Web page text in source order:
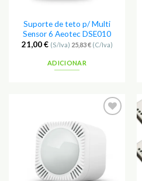
Suporte de teto p/ Multi
Sensor 6 Aeotec DSE010
21,00€ (S/Iva) 25,83€(C/Iva)
ADICIONAR